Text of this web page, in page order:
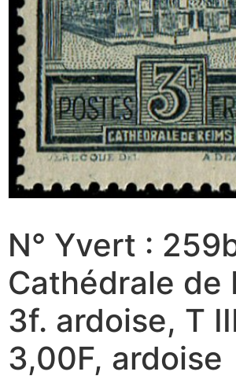
N° Yvert :
Cathédrale de
3f. ardoise, T
3,00F, ardoise